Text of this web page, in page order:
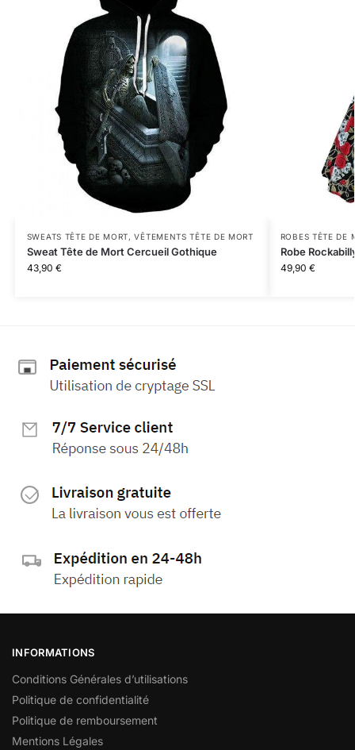
SWEATS TÊTE DE MORT,VÊTEMENTS TÊTE DE MORT
Sweat Tête de Mort Cercueil Gothique
43,90 €
ROBES TÊTE DE
Robe
49,90 €
INFORMATIONS
Conditions Générales d’utilisations
Politique de confidentialité
Politique de remboursement
Mentions Légales